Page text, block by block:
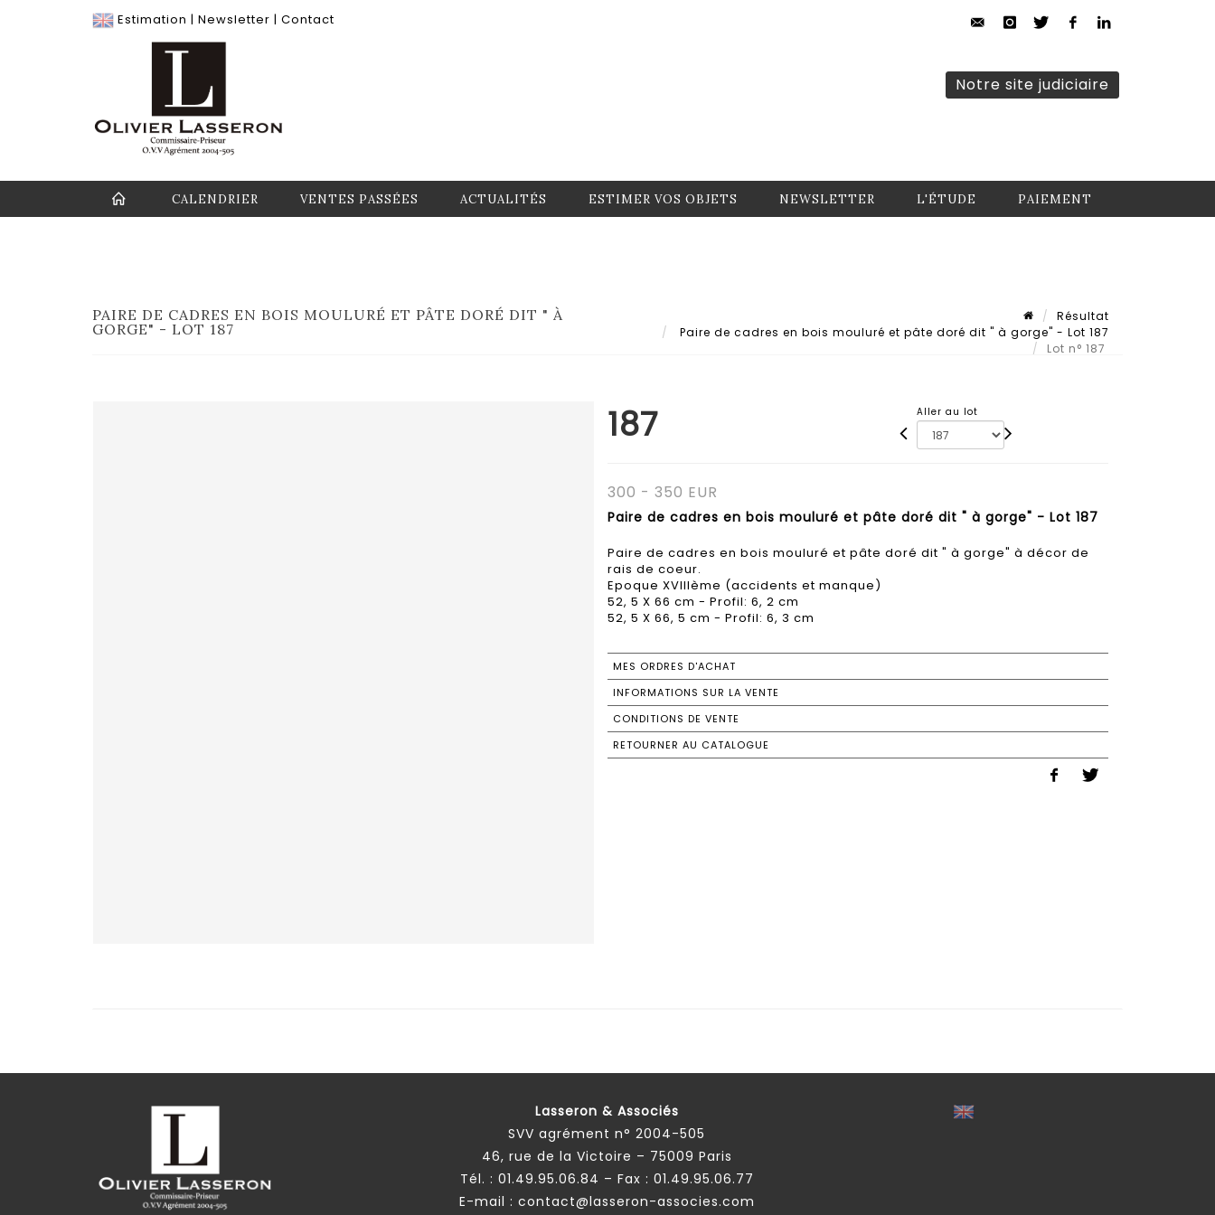
Estimation | Newsletter | Contact
Notre site judiciaire
CALENDRIER VENTES PASSÉES ACTUALITÉS ESTIMER VOS OBJETS NEWSLETTER L'ÉTUDE PAIEMENT
PAIRE DE CADRES EN BOIS MOULURÉ ET PÂTE DORÉ DIT " À
GORGE" - LOT 187
Résultat
Paire de cadres en bois mouluré et pâte doré dit " à gorge" - Lot 187
Lot n° 187
187 Aller au lot
300 - 350 EUR
Paire de cadres en bois mouluré et pâte doré dit " à gorge" - Lot 187
Paire de cadres en bois mouluré et pâte doré dit " à gorge" à décor de
rais de coeur.
Epoque XVIIIème (accidents et manque)
52, 5 X 66 cm - Profil: 6, 2 cm
52, 5 X 66, 5 cm - Profil: 6, 3 cm
MES ORDRES D'ACHAT
INFORMATIONS SUR LA VENTE
CONDITIONS DE VENTE
RETOURNER AU CATALOGUE
Lasseron & Associés
SVV agrément n° 2004-505
46, rue de la Victoire – 75009 Paris
Tél. : 01.49.95.06.84 – Fax : 01.49.95.06.77
E-mail : contact@lasseron-associes.com